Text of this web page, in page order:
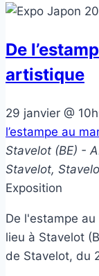
De
artistique
29 janvier @
l’estampe au
Stavelot (BE) -
Stavelot,
Exposition
De l'estampe
lieu à Stavelot
de Stavelot, du